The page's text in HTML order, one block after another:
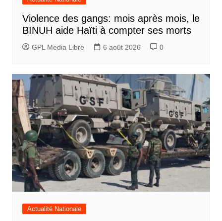
Violence des gangs: mois après mois, le
BINUH aide Haïti à compter ses morts
GPL Media Libre 6 août 2026 0
Actualité Nationale